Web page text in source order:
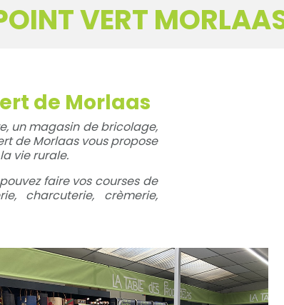
VERT
de Morlaas
un magasin de bricolage,
de Morlaas vous propose
vie rurale.
faire vos courses de
charcuterie, crèmerie,